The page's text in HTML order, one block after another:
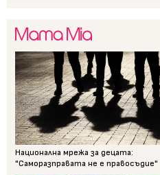
Национална мрежа за децата:
"Саморазправата не е правосъдие"